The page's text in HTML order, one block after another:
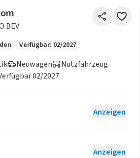
BEV
Verfügbar: 02/2027
Neuwagen
Nutzfahrzeug
02/2027
Anzeigen
Anzeigen